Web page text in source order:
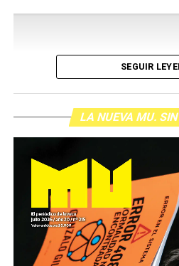
SEGUIR
LA NUEVA MU.